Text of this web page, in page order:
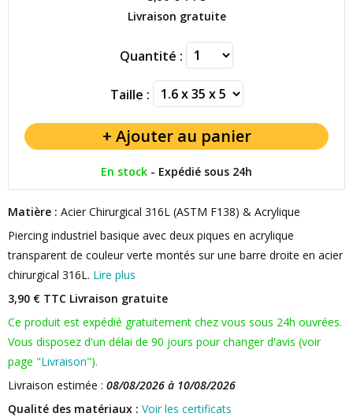
Livraison gratuite
Quantité :
Taille :
En stock - Expédié sous 24h
Matière : Acier Chirurgical 316L (ASTM F138) & Acrylique
Piercing industriel basique avec deux piques en acrylique
transparent de couleur verte montés sur une barre droite en acier
chirurgical 316L. Lire plus
3,90 € TTC Livraison gratuite
Ce produit est expédié gratuitement chez vous sous 24h ouvrées.
Vous disposez d'un délai de 90 jours pour changer d'avis (voir
page "Livraison").
Livraison estimée : 08/08/2026 à 10/08/2026
Qualité des matériaux : Voir les certificats